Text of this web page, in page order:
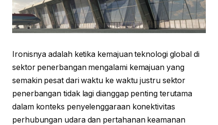
Ironisnya adalah ketika kemajuan teknologi global di
sektor penerbangan mengalami kemajuan yang
semakin pesat dari waktu ke waktu justru sektor
penerbangan tidak lagi dianggap penting terutama
dalam konteks penyelenggaraan konektivitas
perhubungan udara dan pertahanan keamanan